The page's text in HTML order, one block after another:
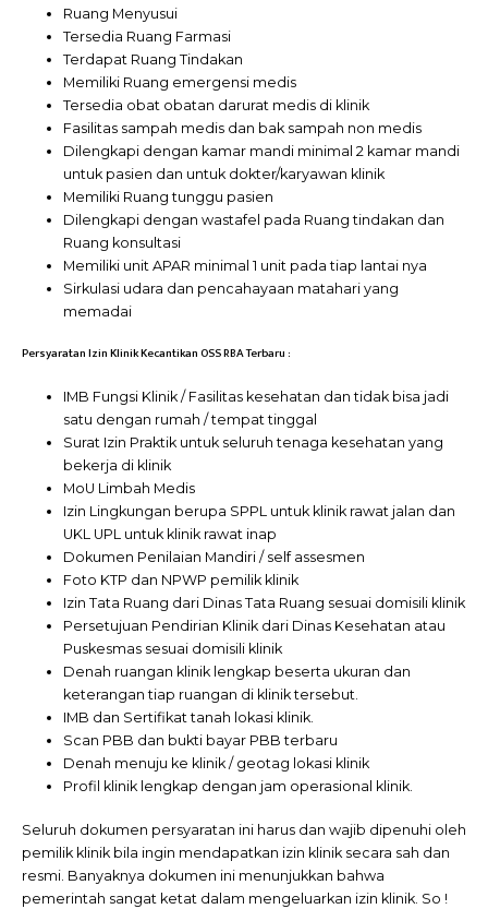
Ruang Menyusui
Tersedia Ruang Farmasi
Terdapat Ruang Tindakan
Memiliki Ruang emergensi medis
Tersedia obat obatan darurat medis di klinik
Fasilitas sampah medis dan bak sampah non medis
Dilengkapi dengan kamar mandi minimal 2 kamar mandi
untuk pasien dan untuk dokter/karyawan klinik
Memiliki Ruang tunggu pasien
Dilengkapi dengan wastafel pada Ruang tindakan dan
Ruang konsultasi
Memiliki unit APAR minimal 1 unit pada tiap lantai nya
Sirkulasi udara dan pencahayaan matahari yang
memadai
Persyaratan Izin Klinik Kecantikan OSS RBA Terbaru :
IMB Fungsi Klinik / Fasilitas kesehatan dan tidak bisa jadi
satu dengan rumah / tempat tinggal
Surat Izin Praktik untuk seluruh tenaga kesehatan yang
bekerja di klinik
MoU Limbah Medis
Izin Lingkungan berupa SPPL untuk klinik rawat jalan dan
UKL UPL untuk klinik rawat inap
Dokumen Penilaian Mandiri / self assesmen
Foto KTP dan NPWP pemilik klinik
Izin Tata Ruang dari Dinas Tata Ruang sesuai domisili klinik
Persetujuan Pendirian Klinik dari Dinas Kesehatan atau
Puskesmas sesuai domisili klinik
Denah ruangan klinik lengkap beserta ukuran dan
keterangan tiap ruangan di klinik tersebut.
IMB dan Sertifikat tanah lokasi klinik.
Scan PBB dan bukti bayar PBB terbaru
Denah menuju ke klinik / geotag lokasi klinik
Profil klinik lengkap dengan jam operasional klinik.
Seluruh dokumen persyaratan ini harus dan wajib dipenuhi oleh
pemilik klinik bila ingin mendapatkan izin klinik secara sah dan
resmi. Banyaknya dokumen ini menunjukkan bahwa
pemerintah sangat ketat dalam mengeluarkan izin klinik. So !